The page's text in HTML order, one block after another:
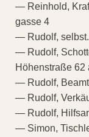
— Reinhold,
gasse 4
— Rudolf,
— Rudolf,
Höhenstraße 62
— Rudolf,
— Rudolf,
— Rudolf,
— Simon,